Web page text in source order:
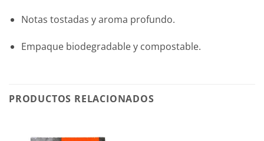
Notas tostadas y aroma profundo.
Empaque biodegradable y compostable.
PRODUCTOS RELACIONADOS